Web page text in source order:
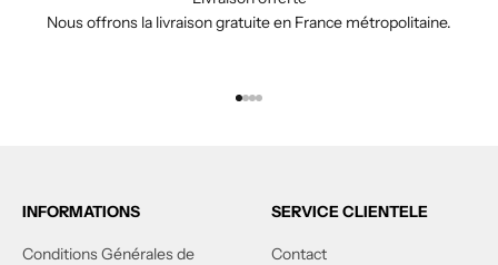
Nous offrons la livraison gratuite en France métropolitaine.
INFORMATIONS
Conditions Générales de
SERVICE CLIENTELE
Contact